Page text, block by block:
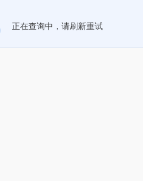
正在查询中，请刷新重试